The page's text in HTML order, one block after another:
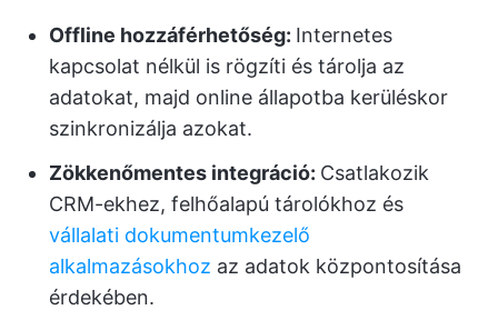
Offline hozzáférhetőség: Internetes
kapcsolat nélkül is rögzíti és tárolja az
adatokat, majd online állapotba kerüléskor
szinkronizálja azokat.
Zökkenőmentes integráció: Csatlakozik
CRM-ekhez, felhőalapú tárolókhoz és
vállalati dokumentumkezelő
alkalmazásokhoz az adatok központosítása
érdekében.